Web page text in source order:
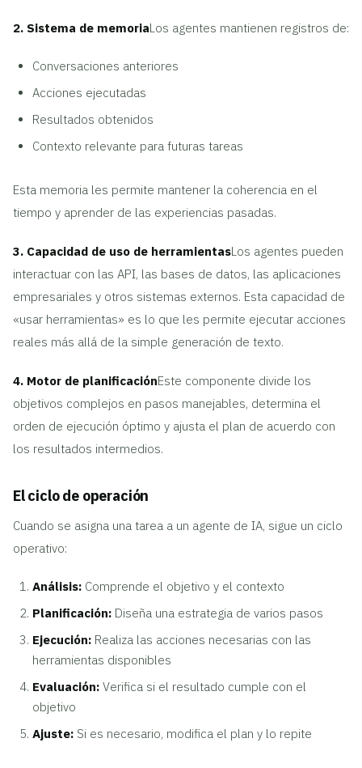
2. Sistema de memoriaLos agentes mantienen registros de:
Conversaciones anteriores
Acciones ejecutadas
Resultados obtenidos
Contexto relevante para futuras tareas
Esta memoria les permite mantener la coherencia en el
tiempo y aprender de las experiencias pasadas.
3. Capacidad de uso de herramientasLos agentes pueden
interactuar con las API, las bases de datos, las aplicaciones
empresariales y otros sistemas externos. Esta capacidad de
«usar herramientas» es lo que les permite ejecutar acciones
reales más allá de la simple generación de texto.
4. Motor de planificaciónEste componente divide los
objetivos complejos en pasos manejables, determina el
orden de ejecución óptimo y ajusta el plan de acuerdo con
los resultados intermedios.
El ciclo de operación
Cuando se asigna una tarea a un agente de IA, sigue un ciclo
operativo:
Análisis: Comprende el objetivo y el contexto
Planificación: Diseña una estrategia de varios pasos
Ejecución: Realiza las acciones necesarias con las
herramientas disponibles
Evaluación: Verifica si el resultado cumple con el
objetivo
Ajuste: Si es necesario, modifica el plan y lo repite